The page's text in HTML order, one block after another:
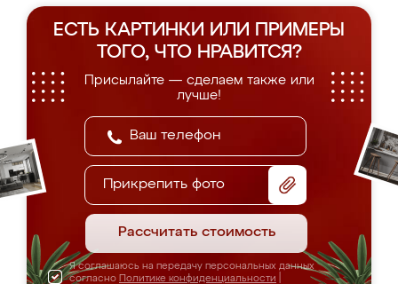
ЕСТЬ КАРТИНКИ ИЛИ ПРИМЕРЫ
ТОГО, ЧТО НРАВИТСЯ?
Присылайте — сделаем также или
лучше!
Прикрепить фото
Рассчитать стоимость
Я соглашаюсь на передачу персональных данных
согласно Политике конфиденциальности